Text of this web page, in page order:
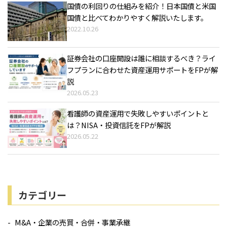
国債の利回りの仕組みを紹介！日本国債と米国
国債と比べてわかりやすく解説いたします。
2022.10.26
証券会社の口座開設は誰に相談するべき？ライ
フプランに合わせた資産運用サポートをFPが解
説
2026.05.23
看護師の資産運用で失敗しやすいポイントと
は？NISA・投資信託をFPが解説
2026.05.22
カテゴリー
M&A・企業の売買・合併・事業承継